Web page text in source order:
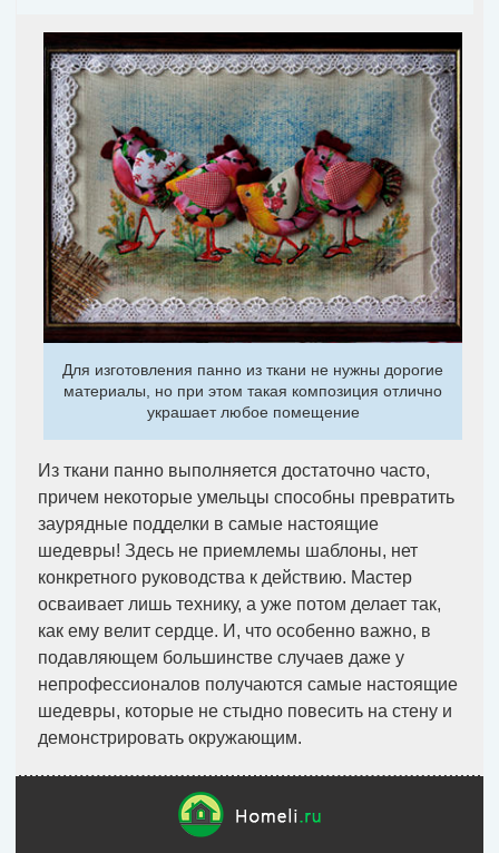
Для изготовления панно из ткани не нужны дорогие
материалы, но при этом такая композиция отлично
украшает любое помещение
Из ткани панно выполняется достаточно часто,
причем некоторые умельцы способны превратить
заурядные подделки в самые настоящие
шедевры! Здесь не приемлемы шаблоны, нет
конкретного руководства к действию. Мастер
осваивает лишь технику, а уже потом делает так,
как ему велит сердце. И, что особенно важно, в
подавляющем большинстве случаев даже у
непрофессионалов получаются самые настоящие
шедевры, которые не стыдно повесить на стену и
демонстрировать окружающим.